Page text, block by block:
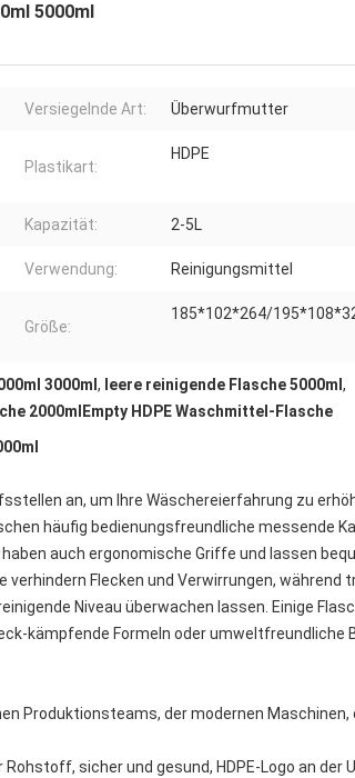
5000ml
Versiegelnde Art: Überwurfmutter
Plastikart:
HDPE
Kapazität: 2-5L
Verwendung: Reinigungsmittel
Größe:
185*102*264/
3000ml , leere reinigende Flasche 5000ml ,
2000mlEmpty HDPE Waschmittel-Flasche
an, um Ihre Wäschereierfahrung zu
häufig bedienungsfreundliche messende
auch ergonomische Griffe und lassen
Flecken und Verwirrungen, während
Niveau überwachen lassen. Einige
kämpfende Formeln oder umweltfreundliche
Produktionsteams, der modernen Maschinen,
sicher und gesund, HDPE-Logo an der